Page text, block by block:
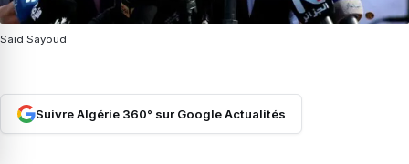
Said Sayoud
Suivre Algérie 360° sur Google Actualités